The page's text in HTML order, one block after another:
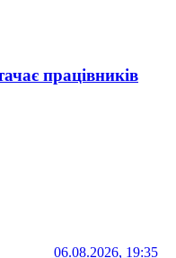
працівників
06.08.2026, 19:35